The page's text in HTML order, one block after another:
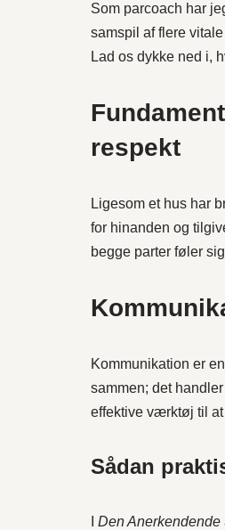
Som parcoach har
samspil af flere vitale
Lad os dykke ned i,
respekt
Ligesom et hus har
for hinanden og
begge parter føler
Kommunikation er
sammen; det
effektive værktøj til
Sådan
Den